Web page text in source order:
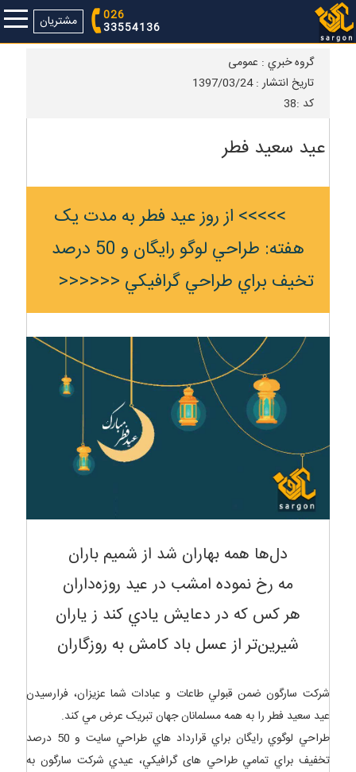
مشتریان 026
33554136
گروه خبري : عمومی
تاريخ انتشار :1397/03/24
كد :38
عید سعید فطر
>>>>> از روز عيد فطر به مدت يک
هفته: طراحي لوگو رايگان و 50 درصد
تخيف براي طراحي گرافيکي <<<<<<
دل‌ها همه بهاران شد از شميم باران
مه رخ نموده امشب در عيد روزه‌داران
هر کس که در دعايش يادي کند ز ياران
شيرين‌تر از عسل باد کامش به روزگاران
شرکت سارگون ضمن قبولي طاعات و عبادات شما عزيزان، فرارسيدن
عيد سعيد فطر را به همه مسلمانان جهان تبريک عرض مي کند.
طراحي لوگوي رايگان براي قرارداد هاي طراحي سايت و 50 درصد
تخفيف براي تمامي طراحي های گرافيکي، عيدي شرکت سارگون به